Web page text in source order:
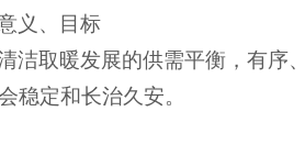
义、目标
洁取暖发展的供需平衡，有序
稳定和长治久安。